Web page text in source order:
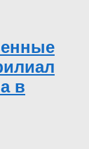
в